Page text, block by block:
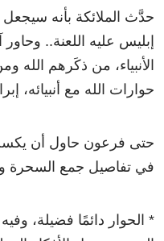
حدَّث الملائكة بأنه
إبليس عليه اللعنة..
الأنبياء، من ذكَرهم الله
حوارات الله مع أنبيائه،
حتى فرعون حاول أن
في تفاصيل جمع السحرة
* الحوار دائمًا فضيلة،